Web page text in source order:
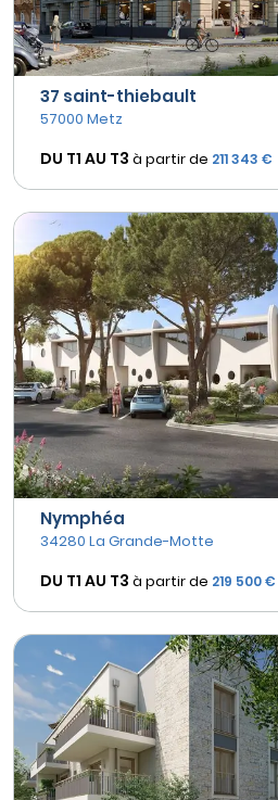
37 saint-thiebault
57000 Metz
DU T1 AU T3 à partir de 211 343 €
Nymphéa
34280 La Grande-Motte
DU T1 AU T3 à partir de 219 500 €